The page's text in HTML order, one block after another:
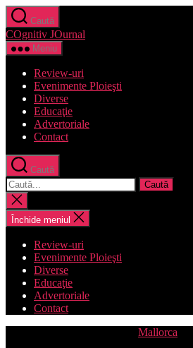
Sari
la
conținut
Caută
COgnitiv JOurnal
Meniu
Review-uri
Evenimente Ploieşti
Diverse
Educaţie
Advertoriale
Contact
Caută
Caută
după:
Închide
căutarea
Închide meniul
Review-uri
Evenimente Ploieşti
Diverse
Educaţie
Advertoriale
Contact
Categorii
Mallorca